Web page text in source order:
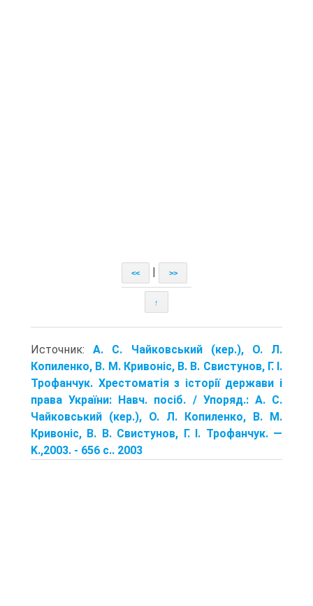
<< >>
↑
Источник:A. C. Чайковський (кер.), О. Л.
Копиленко, В. M. Кривоніс, В. В. Свистунов, Г. I.
Трофанчук. Хрестоматія з історії держави і
права України: Навч. посіб. / Упоряд.: A. C.
Чайковський (кер.), О. Л. Копиленко, В. M.
Кривоніс, В. В. Свистунов, Г. I. Трофанчук. —
K.,2003. - 656 c.. 2003